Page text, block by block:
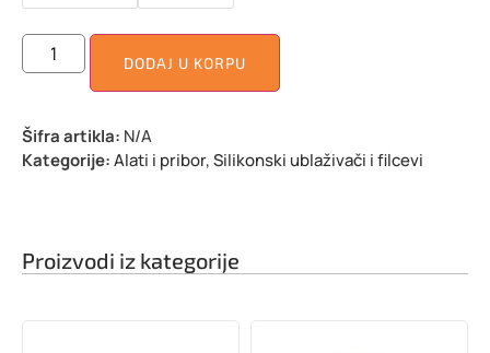
DODAJ U KORPU
Šifra artikla: N/A
Kategorije:Alati i pribor,Silikonski ublaživači i filcevi
Proizvodi iz kategorije